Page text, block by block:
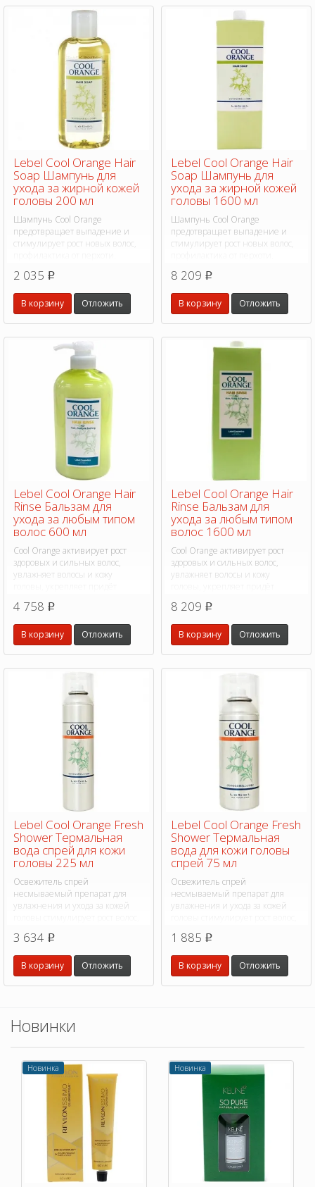
Lebel Cool Orange Hair
Soap Шампунь для
ухода за жирной кожей
головы 200 мл
Шампунь Cool Orange
предотвращает выпадение и
стимулирует рост новых волос,
2 035 p
В корзину Отложить
Lebel Cool Orange Hair
Soap Шампунь для
ухода за жирной кожей
головы 1600 мл
Шампунь Cool Orange
предотвращает выпадение и
стимулирует рост новых волос,
8 209 p
В корзину Отложить
Lebel Cool Orange Hair
Rinse Бальзам для
ухода за любым типом
волос 600 мл
Cool Orange активирует рост
здоровых и сильных волос,
увлажняет волосы и кожу
шелковистость, защищает от
воздействия фена.
4 758 p
В корзину Отложить
Lebel Cool Orange Hair
Rinse Бальзам для
ухода за любым типом
волос 1600 мл
Cool Orange активирует рост
здоровых и сильных волос,
увлажняет волосы и кожу
шелковистость, защищает от
воздействия фена.
8 209 p
В корзину Отложить
Lebel Cool Orange Fresh
Shower Термальная
вода спрей для кожи
головы 225 мл
Освежитель спрей
несмываемый препарат для
увлажнения и ухода за кожей
тонизирующим и освежающим
действием, регулирует работу
сальных желез.
3 634 p
В корзину Отложить
Lebel Cool Orange Fresh
Shower Термальная
вода для кожи головы
спрей 75 мл
Освежитель спрей
несмываемый препарат для
увлажнения и ухода за кожей
тонизирующим и освежающим
действием, регулирует работу
сальных желез.
1 885 p
В корзину Отложить
Новинки
Новинка Новинка